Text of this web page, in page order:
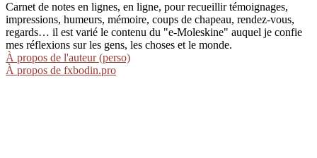
Carnet de notes en lignes, en ligne, pour recueillir témoignages,
impressions, humeurs, mémoire, coups de chapeau, rendez-vous,
regards… il est varié le contenu du "e-Moleskine" auquel je confie
mes réflexions sur les gens, les choses et le monde.
À propos de l'auteur (perso)
À propos de fxbodin.pro